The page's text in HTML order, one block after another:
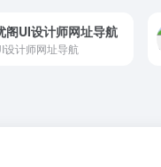
阁UI设计师网址导航
设计师网址导航